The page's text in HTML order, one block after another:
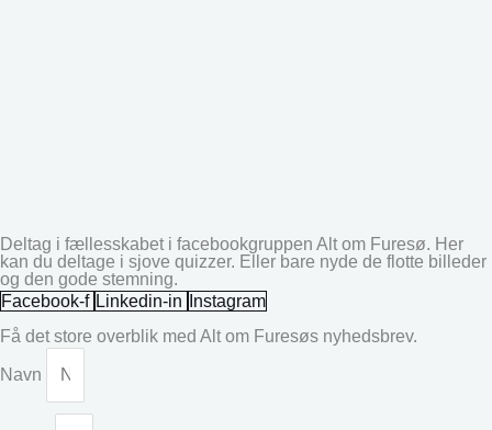
Deltag i fællesskabet i facebookgruppen Alt om Furesø. Her
kan du deltage i sjove quizzer. Eller bare nyde de flotte billeder
og den gode stemning.
Facebook-f Linkedin-in
Instagram
Få det store overblik med Alt om Furesøs nyhedsbrev.
Navn